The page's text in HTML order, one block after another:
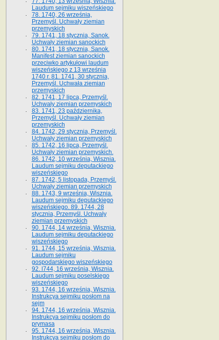
Laudum sejmiku wiszeńskiego
78. 1740, 26 września,
Przemyśl. Uchwały ziemian
przemyskich
79. 1741, 18 stycznia, Sanok.
Uchwały ziemian sanockich
80. 1741, 18 stycznia, Sanok.
Manifest ziemian sanockich
przeciwko artykułowi laudum
wiszeńskiego z 13 wrze­śnia
1740 r. 81. 1741, 30 stycznia,
Przemyśl. Uchwała ziemian
przemyskich
82. 1741, 17 lipca, Przemyśl.
Uchwały ziemian przemyskich
83. 1741, 23 października,
Przemyśl. Uchwały ziemian
przemyskich
84. 1742, 29 stycznia, Przemyśl.
Uchwały ziemian przemyskich
85. 1742, 16 lipca, Przemyśl.
Uchwały ziemian przemyskich.
86. 1742, 10 września, Wisznia.
Laudum sejmiku deputackiego
wiszeńskiego
87. 1742, 5 listopada, Przemyśl.
Uchwały ziemian przemyskich
88. 1743, 9 września, Wisznia.
Laudum sejmiku deputackiego
wiszeńskiego. 89. 1744, 28
stycznia, Przemyśl. Uchwały
ziemian przemyskich
90. 1744, 14 września, Wisznia.
Laudum sejmiku deputackiego
wiszeńskiego
91. 1744, 15 września, Wisznia.
Laudum sejmiku
gospodarskiego wiszeńskiego
92. l744, 16 września, Wisznia.
Laudum sejmiku poselskiego
wiszeńskiego
93. 1744, 16 września, Wisznia.
Instrukcya sejmiku posłom na
sejm
94. 1744, 16 września, Wisznia.
Instrukcya sejmiku posłom do
prymasa
95. 1744, 16 września, Wisznia.
Instrukcya sejmiku posłom do